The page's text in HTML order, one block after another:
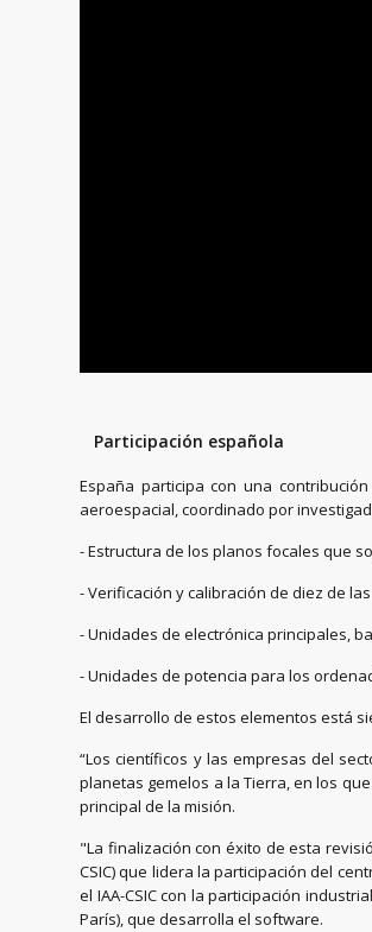
Participación española
España participa con una
aeroespacial, coordinado por
- Estructura de los planos focales que
- Verificación y calibración de diez de
- Unidades de electrónica principales,
- Unidades de potencia para los
El desarrollo de estos elementos está
“Los científicos y las empresas del
planetas gemelos a la Tierra, en los
principal de la misión.
"La finalización con éxito de esta
CSIC) que lidera la participación del
el IAA-CSIC con la participación
París), que desarrolla el software.